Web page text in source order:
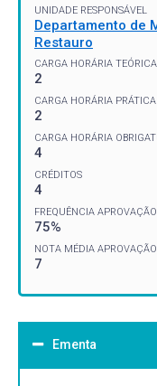
UNIDADE RESPONSÁVEL
Departamento de
Restauro
CARGA HORÁRIA TEÓRICA
2
CARGA HORÁRIA PRÁTICA
2
CARGA HORÁRIA
4
CRÉDITOS
4
FREQUÊNCIA APROVAÇÃO
75%
NOTA MÉDIA APROVAÇÃO
7
Ementa